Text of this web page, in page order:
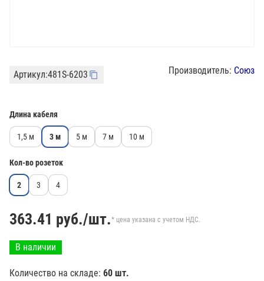
Артикул:481S-6203 Производитель: Союз
Длина кабеля
1,5 м 3 м 5 м 7 м 10 м
Кол-во розеток
2 3 4
363.41 руб./шт.* цена указана с учетом НДС.
В наличии
Количество на складе: 60 шт.